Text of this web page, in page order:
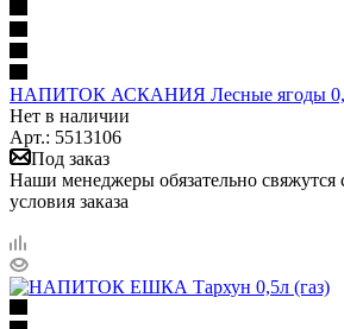
НАПИТОК АСКАНИЯ Лесные ягоды
Нет в наличии
Арт.: 5513106
Под заказ
Наши менеджеры обязательно свяжутся
условия заказа